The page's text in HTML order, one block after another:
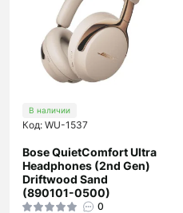
В наличии
Код: WU-1537
Bose QuietComfort Ultra
Headphones (2nd Gen)
Driftwood Sand
(890101-0500)
0